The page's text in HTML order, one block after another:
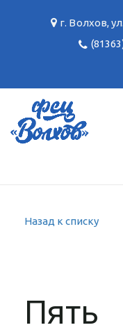
г. Волхов,
Назад к списку
Пять